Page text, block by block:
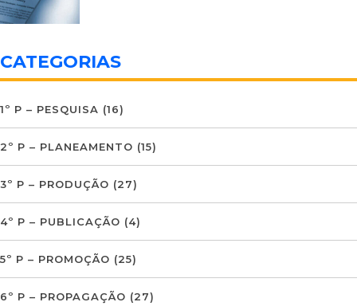
CATEGORIAS
1º P – PESQUISA (16)
2º P – PLANEAMENTO (15)
3º P – PRODUÇÃO (27)
4º P – PUBLICAÇÃO (4)
5º P – PROMOÇÃO (25)
6º P – PROPAGAÇÃO (27)